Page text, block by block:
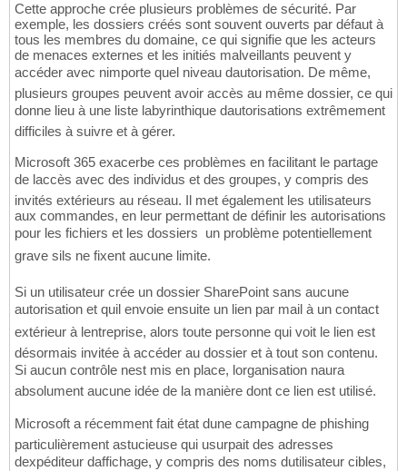
Cette approche crée plusieurs problèmes de sécurité. Par
exemple, les dossiers créés sont souvent ouverts par défaut à
tous les membres du domaine, ce qui signifie que les acteurs
de menaces externes et les initiés malveillants peuvent y
accéder avec nimporte quel niveau dautorisation. De même,
plusieurs groupes peuvent avoir accès au même dossier, ce qui
donne lieu à une liste labyrinthique dautorisations extrêmement
difficiles à suivre et à gérer.
Microsoft 365 exacerbe ces problèmes en facilitant le partage
de laccès avec des individus et des groupes, y compris des
invités extérieurs au réseau. Il met également les utilisateurs
aux commandes, en leur permettant de définir les autorisations
pour les fichiers et les dossiers  un problème potentiellement
grave sils ne fixent aucune limite.
Si un utilisateur crée un dossier SharePoint sans aucune
autorisation et quil envoie ensuite un lien par mail à un contact
extérieur à lentreprise, alors toute personne qui voit le lien est
désormais invitée à accéder au dossier et à tout son contenu.
Si aucun contrôle nest mis en place, lorganisation naura
absolument aucune idée de la manière dont ce lien est utilisé.
Microsoft a récemment fait état dune campagne de phishing
particulièrement astucieuse qui usurpait des adresses
dexpéditeur daffichage, y compris des noms dutilisateur cibles,